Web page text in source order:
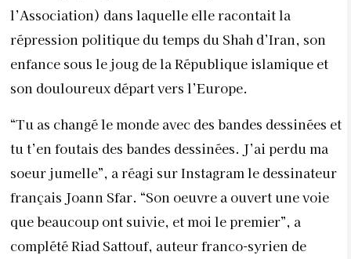
l’Association) dans laquelle elle racontait la
répression politique du temps du Shah d’Iran, son
enfance sous le joug de la République islamique et
son douloureux départ vers l’Europe.
“Tu as changé le monde avec des bandes dessinées et
tu t’en foutais des bandes dessinées. J’ai perdu ma
soeur jumelle”, a réagi sur Instagram le dessinateur
français Joann Sfar. “Son oeuvre a ouvert une voie
que beaucoup ont suivie, et moi le premier”, a
complété Riad Sattouf, auteur franco-syrien de